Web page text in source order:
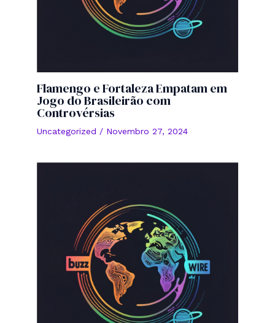
Flamengo e Fortaleza Empatam em
Jogo do Brasileirão com
Controvérsias
Uncategorized / Novembro 27, 2024